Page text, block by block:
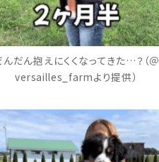
んだん抱えにくくなってきた…？（＠
versailles_farmより提供）